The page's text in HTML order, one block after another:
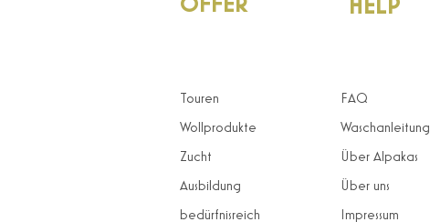
OFFER
Touren
Wollprodukte
Zucht
Ausbildung
bedürfnisreich
HELP
FAQ
Waschanleitung
Über Alpakas
Über uns
Impressum